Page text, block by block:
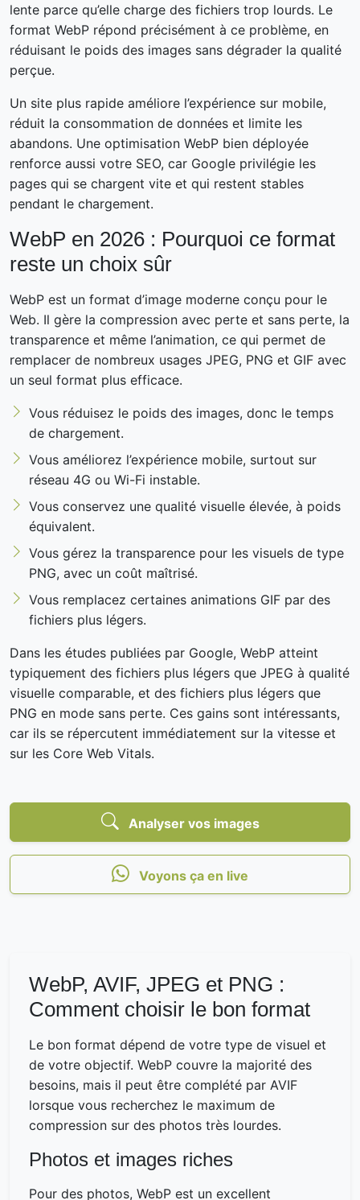
lente parce qu’elle charge des fichiers trop lourds. Le
format WebP répond précisément à ce problème, en
réduisant le poids des images sans dégrader la qualité
perçue.
Un site plus rapide améliore l’expérience sur mobile,
réduit la consommation de données et limite les
abandons. Une optimisation WebP bien déployée
renforce aussi votre SEO, car Google privilégie les
pages qui se chargent vite et qui restent stables
pendant le chargement.
WebP en 2026 : Pourquoi ce format
reste un choix sûr
WebP est un format d’image moderne conçu pour le
Web. Il gère la compression avec perte et sans perte, la
transparence et même l’animation, ce qui permet de
remplacer de nombreux usages JPEG, PNG et GIF avec
un seul format plus efficace.
Vous réduisez le poids des images, donc le temps
de chargement.
Vous améliorez l’expérience mobile, surtout sur
réseau 4G ou Wi-Fi instable.
Vous conservez une qualité visuelle élevée, à poids
équivalent.
Vous gérez la transparence pour les visuels de type
PNG, avec un coût maîtrisé.
Vous remplacez certaines animations GIF par des
fichiers plus légers.
Dans les études publiées par Google, WebP atteint
typiquement des fichiers plus légers que JPEG à qualité
visuelle comparable, et des fichiers plus légers que
PNG en mode sans perte. Ces gains sont intéressants,
car ils se répercutent immédiatement sur la vitesse et
sur les Core Web Vitals.
Analyser vos images
Voyons ça en live
WebP, AVIF, JPEG et PNG :
Comment choisir le bon format
Le bon format dépend de votre type de visuel et
de votre objectif. WebP couvre la majorité des
besoins, mais il peut être complété par AVIF
lorsque vous recherchez le maximum de
compression sur des photos très lourdes.
Photos et images riches
Pour des photos, WebP est un excellent